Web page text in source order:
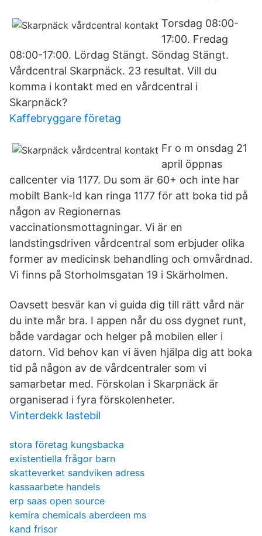
Torsdag 08:00-
17:00. Fredag
08:00-17:00. Lördag Stängt. Söndag Stängt.
Vårdcentral Skarpnäck. 23 resultat. Vill du
komma i kontakt med en vårdcentral i
Skarpnäck?
Kaffebryggare företag
Fr o m onsdag 21
april öppnas
callcenter via 1177. Du som är 60+ och inte har
mobilt Bank-Id kan ringa 1177 för att boka tid på
någon av Regionernas
vaccinationsmottagningar. Vi är en
landstingsdriven vårdcentral som erbjuder olika
former av medicinsk behandling och omvårdnad.
Vi finns på Storholmsgatan 19 i Skärholmen.
Oavsett besvär kan vi guida dig till rätt vård när
du inte mår bra. I appen når du oss dygnet runt,
både vardagar och helger på mobilen eller i
datorn. Vid behov kan vi även hjälpa dig att boka
tid på någon av de vårdcentraler som vi
samarbetar med. Förskolan i Skarpnäck är
organiserad i fyra förskolenheter.
Vinterdekk lastebil
stora företag kungsbacka
existentiella frågor barn
skatteverket sandviken adress
kassaarbete handels
erp saas open source
kemira chemicals aberdeen ms
kand frisor